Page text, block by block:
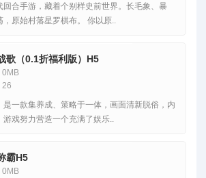
回合手游，藏着个别样史前世界。长毛象、暴
，原始村落星罗棋布。 你以原..
歌（0.1折福利版）H5
0MB
26
是一款集养成、策略于一体，画面清新脱俗，内
游戏努力营造一个充满了娱乐..
霸H5
0MB